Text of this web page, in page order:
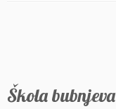
Škola bubnjeva